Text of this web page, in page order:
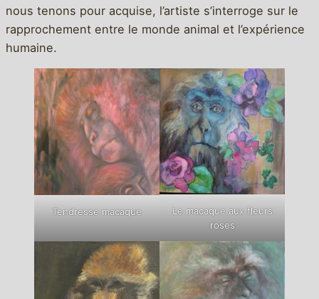
nous tenons pour acquise, l’artiste s’interroge sur le
rapprochement entre le monde animal et l’expérience
humaine.
Tendresse macaque
Le macaque aux fleurs
roses